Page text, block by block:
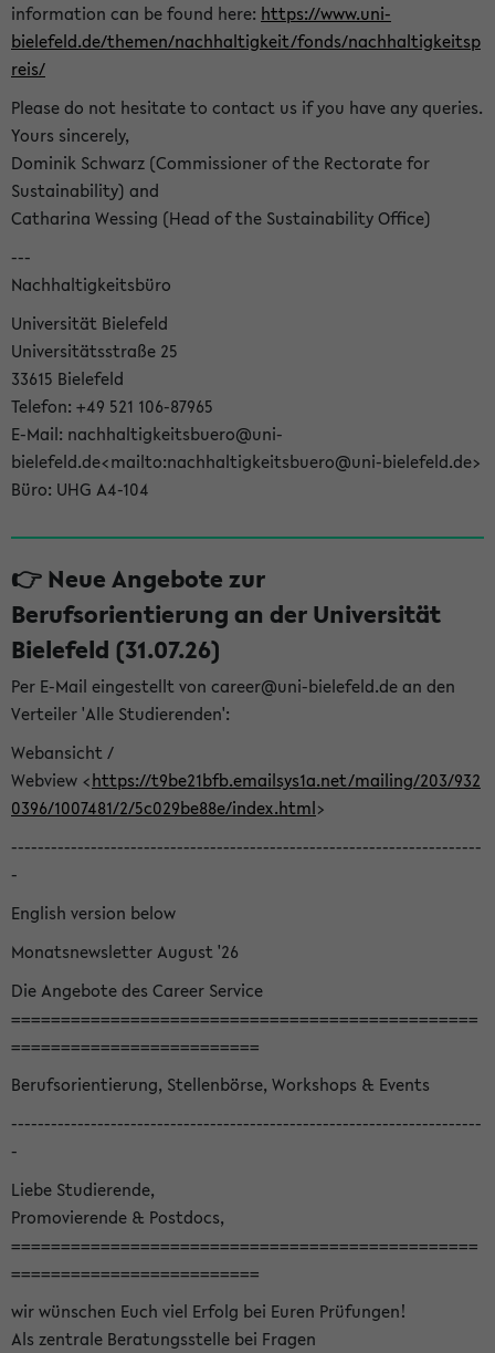
information can be found here: https://www.uni-
bielefeld.de/themen/nachhaltigkeit/fonds/nachhaltigkeitsp
reis/
Please do not hesitate to contact us if you have any queries.
Yours sincerely,
Dominik Schwarz (Commissioner of the Rectorate for
Sustainability) and
Catharina Wessing (Head of the Sustainability Office)
---
Nachhaltigkeitsbüro
Universität Bielefeld
Universitätsstraße 25
33615 Bielefeld
Telefon: +49 521 106-87965
E-Mail: nachhaltigkeitsbuero@uni-
bielefeld.de<mailto:nachhaltigkeitsbuero@uni-bielefeld.de>
Büro: UHG A4-104
👉 Neue Angebote zur
Berufsorientierung an der Universität
Bielefeld (31.07.26)
Per E-Mail eingestellt von career@uni-bielefeld.de an den
Verteiler 'Alle Studierenden':
Webansicht /
Webview <https://t9be21bfb.emailsys1a.net/mailing/203/932
0396/1007481/2/5c029be88e/index.html>
-----------------------------------------------------------------------
-
English version below
Monatsnewsletter August '26
Die Angebote des Career Service
===============================================
=========================
Berufsorientierung, Stellenbörse, Workshops & Events
-----------------------------------------------------------------------
-
Liebe Studierende,
Promovierende & Postdocs,
===============================================
=========================
wir wünschen Euch viel Erfolg bei Euren Prüfungen!
Als zentrale Beratungsstelle bei Fragen